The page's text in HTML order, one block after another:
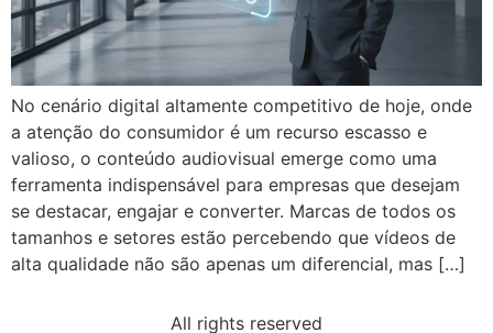
No cenário digital altamente competitivo de hoje, onde
a atenção do consumidor é um recurso escasso e
valioso, o conteúdo audiovisual emerge como uma
ferramenta indispensável para empresas que desejam
se destacar, engajar e converter. Marcas de todos os
tamanhos e setores estão percebendo que vídeos de
alta qualidade não são apenas um diferencial, mas […]
All rights reserved